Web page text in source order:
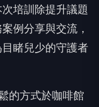
培訓除提升議題
例分享與交流，
睹兒少的守護者
的方式於咖啡館